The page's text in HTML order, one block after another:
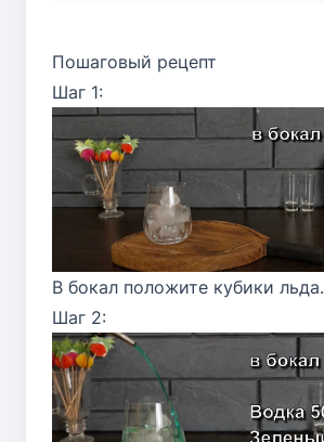
Пошаговый рецепт
Шаг 1:
В бокал положите кубики льда.
Шаг 2: